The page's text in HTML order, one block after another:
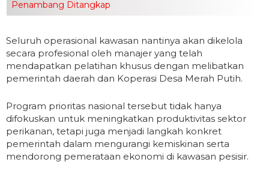
Penambang Ditangkap
Seluruh operasional kawasan nantinya akan dikelola
secara profesional oleh manajer yang telah
mendapatkan pelatihan khusus dengan melibatkan
pemerintah daerah dan Koperasi Desa Merah Putih.
Program prioritas nasional tersebut tidak hanya
difokuskan untuk meningkatkan produktivitas sektor
perikanan, tetapi juga menjadi langkah konkret
pemerintah dalam mengurangi kemiskinan serta
mendorong pemerataan ekonomi di kawasan pesisir.